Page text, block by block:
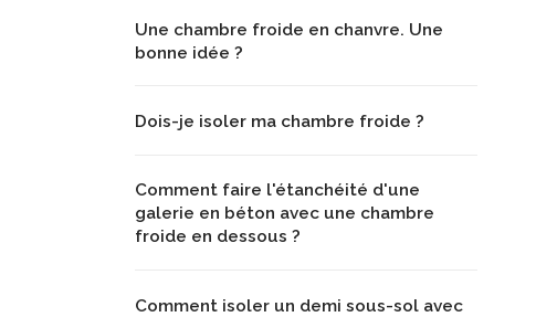
Une chambre froide en chanvre. Une
bonne idée ?
Dois-je isoler ma chambre froide ?
Comment faire l'étanchéité d'une
galerie en béton avec une chambre
froide en dessous ?
Comment isoler un demi sous-sol avec